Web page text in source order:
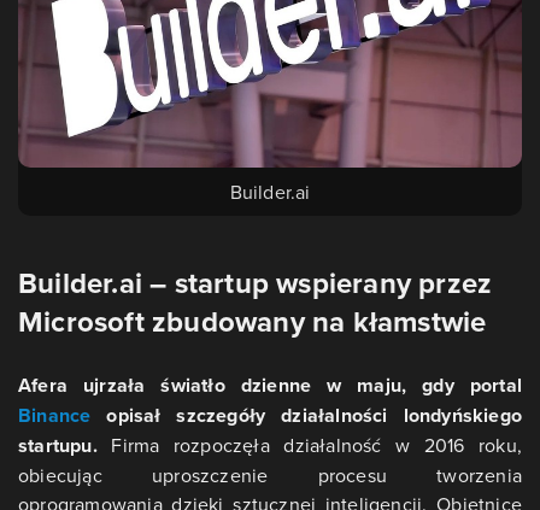
Builder.ai
Builder.ai – startup wspierany przez
Microsoft zbudowany na kłamstwie
Afera ujrzała światło dzienne w maju, gdy portal
Binance opisał szczegóły działalności londyńskiego
startupu. Firma rozpoczęła działalność w 2016 roku,
obiecując uproszczenie procesu tworzenia
oprogramowania dzięki sztucznej inteligencji. Obietnice